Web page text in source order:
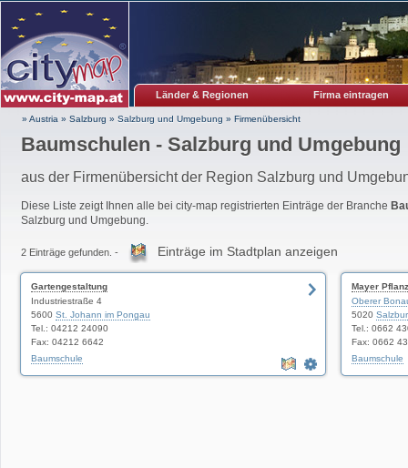
Länder & Regionen Firma eintragen
» Austria » Salzburg » Salzburg und Umgebung » Firmenübersicht
Baumschulen - Salzburg und Umgebung
aus der Firmenübersicht der Region Salzburg und
Diese Liste zeigt Ihnen alle bei city-map registrierten Einträge der Branche
Salzburg und Umgebung.
2 Einträge gefunden. - Einträge im Stadtplan anzeigen
Gartengestaltung
Industriestraße 4
5600 St. Johann im Pongau
Tel.: 04212 24090
Fax: 04212 6642
Baumschule
Mayer
Oberer
5020
Tel.: 0662
Fax: 0662
Baumschule